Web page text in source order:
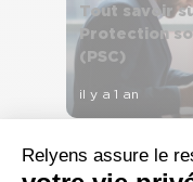
Tout savoir
Protection
(PSC)
il y a 1 an
Article de blog